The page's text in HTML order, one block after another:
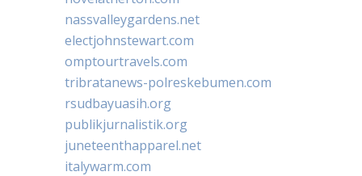
nassvalleygardens.net
electjohnstewart.com
omptourtravels.com
tribratanews-polreskebumen.com
rsudbayuasih.org
publikjurnalistik.org
juneteenthapparel.net
italywarm.com